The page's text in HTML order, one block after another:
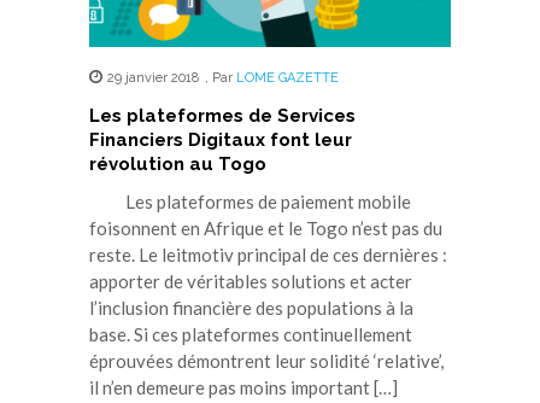
29 janvier 2018 , Par LOME GAZETTE
Les plateformes de Services
Financiers Digitaux font leur
révolution au Togo
Les plateformes de paiement mobile
foisonnent en Afrique et le Togo n’est pas du
reste. Le leitmotiv principal de ces dernières :
apporter de véritables solutions et acter
l’inclusion financière des populations à la
base. Si ces plateformes continuellement
éprouvées démontrent leur solidité ‘relative’,
il n’en demeure pas moins important […]